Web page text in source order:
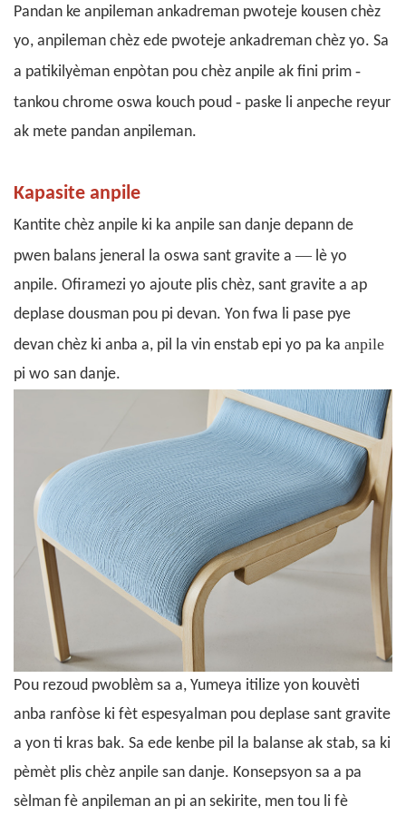
Pandan ke anpileman ankadreman pwoteje kousen chèz
yo, anpileman chèz ede pwoteje ankadreman chèz yo. Sa
a patikilyèman enpòtan pou chèz anpile ak fini prim -
tankou chrome oswa kouch poud - paske li anpeche reyur
ak mete pandan anpileman.
Kapasite anpile
Kantite chèz anpile ki ka anpile san danje depann de
pwen balans jeneral la oswa sant gravite a — lè yo
anpile. Ofiramezi yo ajoute plis chèz, sant gravite a ap
deplase dousman pou pi devan. Yon fwa li pase pye
devan chèz ki anba a, pil la vin enstab epi yo pa ka anpile
pi wo san danje.
Pou rezoud pwoblèm sa a, Yumeya itilize yon kouvèti
anba ranfòse ki fèt espesyalman pou deplase sant gravite
a yon ti kras bak. Sa ede kenbe pil la balanse ak stab, sa ki
pèmèt plis chèz anpile san danje. Konsepsyon sa a pa
sèlman fè anpileman an pi an sekirite, men tou li fè